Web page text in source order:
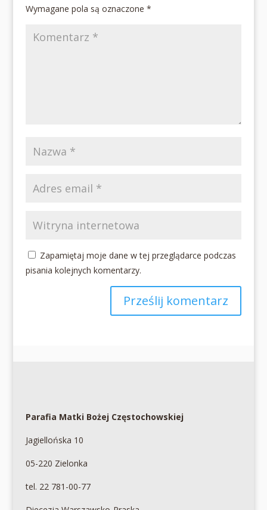
Wymagane pola są oznaczone *
Zapamiętaj moje dane w tej przeglądarce podczas
pisania kolejnych komentarzy.
Parafia Matki Bożej Częstochowskiej
Jagiellońska 10
05-220 Zielonka
tel. 22 781-00-77